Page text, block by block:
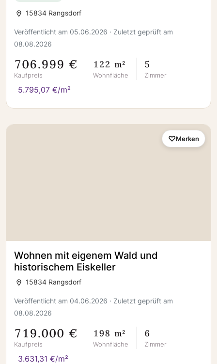
15834 Rangsdorf
Veröffentlicht am 05.06.2026 · Zuletzt geprüft am
08.08.2026
706.999 €
Kaufpreis
122 m²
Wohnfläche
5
Zimmer
5.795,07 €/m²
Wohnen mit eigenem Wald und
historischem Eiskeller
15834 Rangsdorf
Veröffentlicht am 04.06.2026 · Zuletzt geprüft am
08.08.2026
719.000 €
Kaufpreis
198 m²
Wohnfläche
6
Zimmer
3.631,31 €/m²
Merken